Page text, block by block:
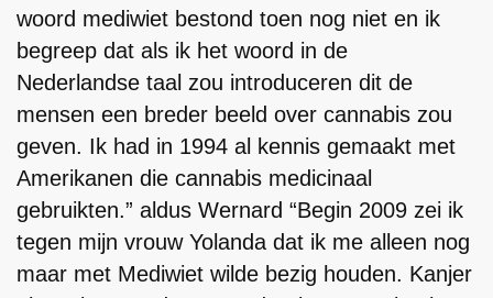
woord mediwiet bestond toen nog niet en ik
begreep dat als ik het woord in de
Nederlandse taal zou introduceren dit de
mensen een breder beeld over cannabis zou
geven. Ik had in 1994 al kennis gemaakt met
Amerikanen die cannabis medicinaal
gebruikten.” aldus Wernard “Begin 2009 zei ik
tegen mijn vrouw Yolanda dat ik me alleen nog
maar met Mediwiet wilde bezig houden. Kanjer